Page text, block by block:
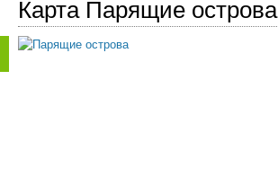
Карта Парящие острова